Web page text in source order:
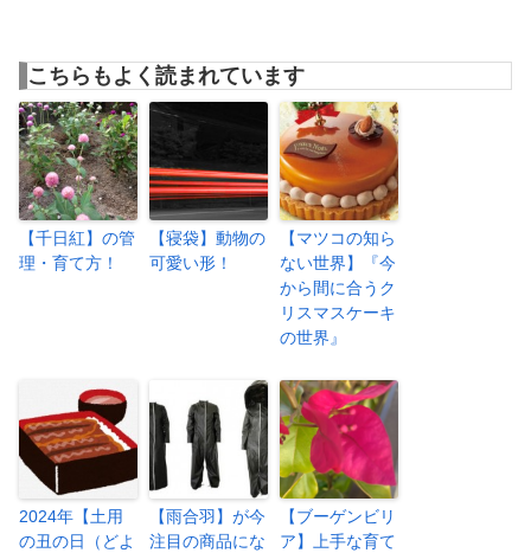
こちらもよく読まれています
【千日紅】の管
理・育て方！
【寝袋】動物の
可愛い形！
【マツコの知ら
ない世界】『今
から間に合うク
リスマスケーキ
の世界』
2024年【土用
の丑の日（どよ
【雨合羽】が今
注目の商品にな
【ブーゲンビリ
ア】上手な育て